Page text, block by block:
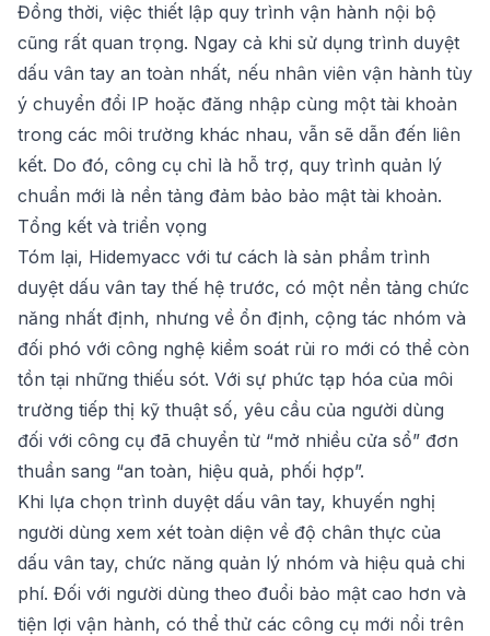
Đồng thời, việc thiết lập quy trình vận hành nội bộ
cũng rất quan trọng. Ngay cả khi sử dụng trình duyệt
dấu vân tay an toàn nhất, nếu nhân viên vận hành tùy
ý chuyển đổi IP hoặc đăng nhập cùng một tài khoản
trong các môi trường khác nhau, vẫn sẽ dẫn đến liên
kết. Do đó, công cụ chỉ là hỗ trợ, quy trình quản lý
chuẩn mới là nền tảng đảm bảo bảo mật tài khoản.
Tổng kết và triển vọng
Tóm lại, Hidemyacc với tư cách là sản phẩm trình
duyệt dấu vân tay thế hệ trước, có một nền tảng chức
năng nhất định, nhưng về ổn định, cộng tác nhóm và
đối phó với công nghệ kiểm soát rủi ro mới có thể còn
tồn tại những thiếu sót. Với sự phức tạp hóa của môi
trường tiếp thị kỹ thuật số, yêu cầu của người dùng
đối với công cụ đã chuyển từ “mở nhiều cửa sổ” đơn
thuần sang “an toàn, hiệu quả, phối hợp”.
Khi lựa chọn trình duyệt dấu vân tay, khuyến nghị
người dùng xem xét toàn diện về độ chân thực của
dấu vân tay, chức năng quản lý nhóm và hiệu quả chi
phí. Đối với người dùng theo đuổi bảo mật cao hơn và
tiện lợi vận hành, có thể thử các công cụ mới nổi trên